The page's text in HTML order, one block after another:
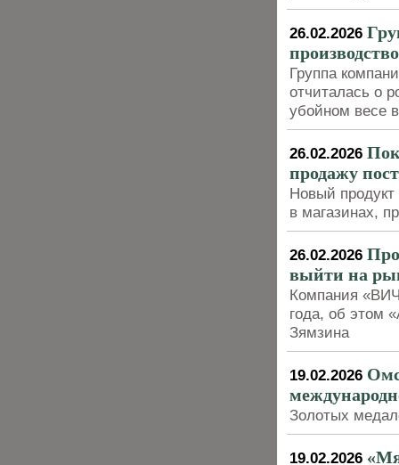
26.02.2026
Группа
отчиталась о
убойном весе
26.02.2026
продажу
Новый
в магазинах,
26.02.2026
выйти на
Компания
года, об этом
Зямзина
19.02.2026
Золотых
19.02.2026